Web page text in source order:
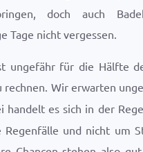
doch auch
Tage nicht vergessen.
ungefähr für die Hälfte
rechnen. Wir erwarten
handelt es sich in der
Regenfälle und nicht um